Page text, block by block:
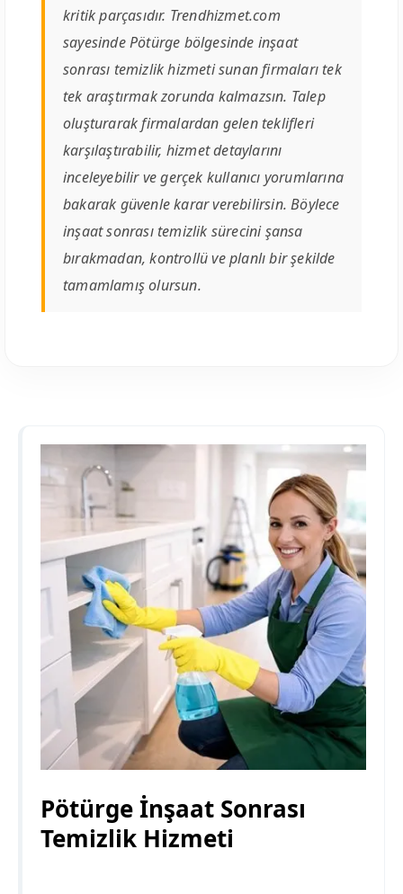
kritik parçasıdır. Trendhizmet.com
sayesinde Pötürge bölgesinde inşaat
sonrası temizlik hizmeti sunan firmaları tek
tek araştırmak zorunda kalmazsın. Talep
oluşturarak firmalardan gelen teklifleri
karşılaştırabilir, hizmet detaylarını
inceleyebilir ve gerçek kullanıcı yorumlarına
bakarak güvenle karar verebilirsin. Böylece
inşaat sonrası temizlik sürecini şansa
bırakmadan, kontrollü ve planlı bir şekilde
tamamlamış olursun.
Pötürge İnşaat Sonrası
Temizlik Hizmeti